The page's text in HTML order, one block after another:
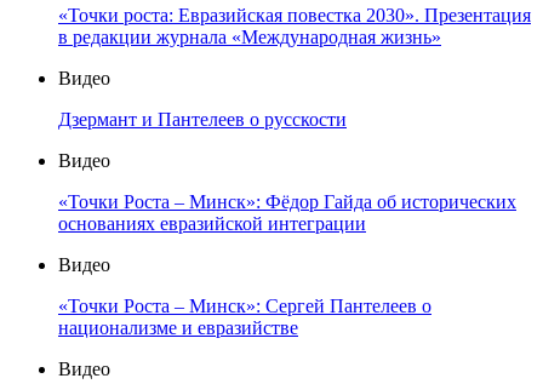
«Точки роста: Евразийская повестка 2030». Презентация
в редакции журнала «Международная жизнь»
Видео
Дзермант и Пантелеев о русскости
Видео
«Точки Роста – Минск»: Фёдор Гайда об исторических
основаниях евразийской интеграции
Видео
«Точки Роста – Минск»: Сергей Пантелеев о
национализме и евразийстве
Видео